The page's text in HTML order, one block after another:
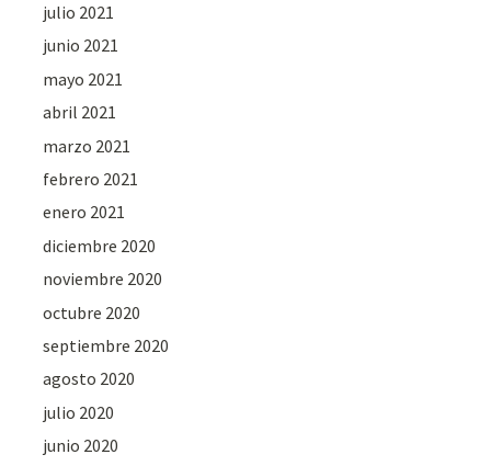
julio 2021
junio 2021
mayo 2021
abril 2021
marzo 2021
febrero 2021
enero 2021
diciembre 2020
noviembre 2020
octubre 2020
septiembre 2020
agosto 2020
julio 2020
junio 2020